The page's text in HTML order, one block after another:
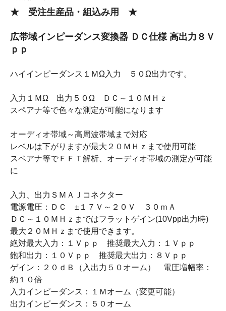
★ 受注生産品・組込み用 ★
広帯域インピーダンス変換器 ＤＣ仕様 高出力８Ｖ
ｐｐ
ハイインピーダンス１ＭΩ入力 ５０Ω出力です。
入力１ＭΩ 出力５０Ω ＤＣ～１０ＭＨｚ
スペアナ等で色々な測定が可能になります
オーディオ帯域～高周波帯域まで対応
レベルは下がりますが最大２０ＭＨｚまで使用可能
スペアナ等でＦＦＴ解析、オーディオ帯域の測定が可能
に
入力、出力ＳＭＡＪコネクター
電源電圧：ＤＣ ±１７Ｖ～２０Ｖ ３０ｍＡ
ＤＣ～１０ＭＨｚまではフラットゲイン(10Vpp出力時)
最大２０ＭＨｚまで使用できます。
絶対最大入力：１Ｖｐｐ 推奨最大入力：１Ｖｐｐ
飽和出力：１０Ｖｐｐ 推奨最大出力：８Ｖｐｐ
ゲイン：２０ｄＢ（入出力５０オーム） 電圧増幅率：
約１０倍
入力インピーダンス：１Ｍオーム（変更可能）
出力インピーダンス：５０オーム